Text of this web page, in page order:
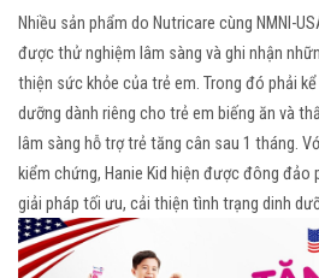
Nhiều sản phẩm do Nutricare cùng NMNI-
được thử nghiệm lâm sàng và ghi nhận
thiện sức khỏe của trẻ em. Trong đó phải
dưỡng dành riêng cho trẻ em biếng ăn và
lâm sàng hỗ trợ trẻ tăng cân sau 1 tháng.
kiểm chứng, Hanie Kid hiện được đông
giải pháp tối ưu, cải thiện tình trạng dinh